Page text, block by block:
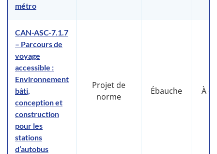
métro
CAN-ASC-7.1.7
– Parcours de
voyage
accessible :
Environnement
bâti,
conception et
construction
pour les
stations
d’autobus
Projet de
norme
Ébauche À